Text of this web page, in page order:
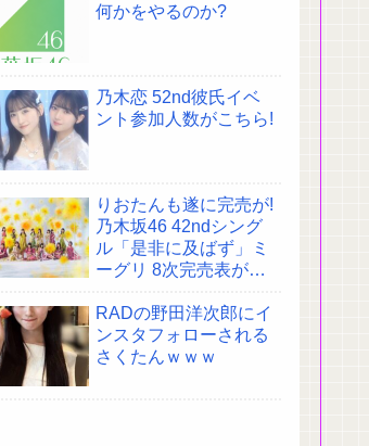
何かをやるのか?
乃木恋 52nd彼氏イベ
ント参加人数がこちら!
りおたんも遂に完売が!
乃木坂46 42ndシング
ル「是非に及ばず」ミ
ーグリ 8次完売表がこ
RADの野田洋次郎にイ
ンスタフォローされる
さくたんｗｗｗ